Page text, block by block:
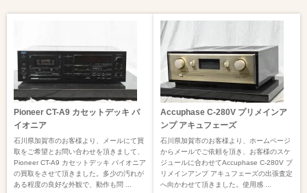
Pioneer CT-A9 カセットデッキ パ
イオニア
石川県加賀市のお客様より、メールにて買
取をご希望とお問い合わせを頂きまして、
Pioneer CT-A9 カセットデッキ パイオニア
の買取をさせて頂きました。多少の汚れが
ある程度の良好な外観で、動作も問 ...
Accuphase C-280V プリメインア
ンプ アキュフェーズ
石川県加賀市のお客様より、ホームページ
からメールでご依頼を頂き、お客様のスケ
ジュールに合わせてAccuphase C-280V プ
リメインアンプ アキュフェーズの出張査定
へ向かわせて頂きました。使用感 ...